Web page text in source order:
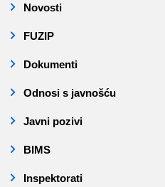
Novosti
FUZIP
Dokumenti
Odnosi s javnošću
Javni pozivi
BIMS
Inspektorati